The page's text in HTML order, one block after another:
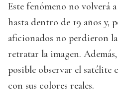
Este fenómeno no volverá
hasta dentro de 19 años y,
aficionados no perdieron
retratar la imagen.
posible observar el
con sus colores reales.